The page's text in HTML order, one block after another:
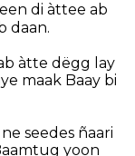
di àttee ab
daan.
àtte dëgg lay
maak Baay bi
seedes ñaari
yoon